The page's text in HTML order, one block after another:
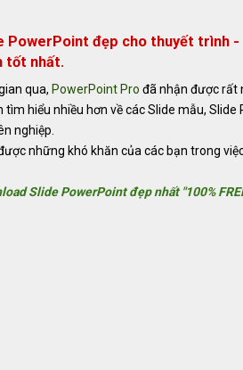
PowerPoint đẹp cho thuyết trình
tốt nhất.
qua, PowerPoint Pro đã nhận được rất
tìm hiểu nhiều hơn về các Slide mẫu,
nghiệp.
những khó khăn của các bạn trong
Slide PowerPoint đẹp nhất "100%